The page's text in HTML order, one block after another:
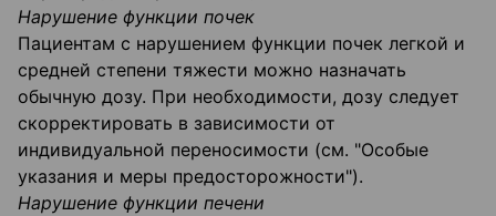
Нарушение функции почек
Пациентам с нарушением функции почек легкой и
средней степени тяжести можно назначать
обычную дозу. При необходимости, дозу следует
скорректировать в зависимости от
индивидуальной переносимости (см. "Особые
указания и меры предосторожности").
Нарушение функции печени